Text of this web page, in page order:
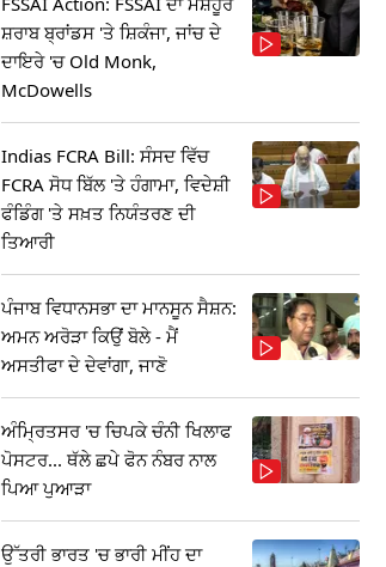
ਸ਼ਰਾਬ ਬ੍ਰਾਂਡਸ 'ਤੇ ਸ਼ਿਕੰਜਾ, ਜਾਂਚ ਦੇ
ਦਾਇਰੇ 'ਚ Old Monk,
McDowells
Indias FCRA Bill: ਸੰਸਦ ਵਿੱਚ
FCRA ਸੋਧ ਬਿੱਲ 'ਤੇ ਹੰਗਾਮਾ, ਵਿਦੇਸ਼ੀ
ਫੰਡਿੰਗ 'ਤੇ ਸਖ਼ਤ ਨਿਯੰਤਰਣ ਦੀ
ਤਿਆਰੀ
ਪੰਜਾਬ ਵਿਧਾਨਸਭਾ ਦਾ ਮਾਨਸੂਨ ਸੈਸ਼ਨ:
ਅਮਨ ਅਰੋੜਾ ਕਿਉਂ ਬੋਲੇ - ਮੈਂ
ਅਸਤੀਫਾ ਦੇ ਦੇਵਾਂਗਾ, ਜਾਣੋ
ਅੰਮ੍ਰਿਤਸਰ 'ਚ ਚਿਪਕੇ ਚੰਨੀ ਖਿਲਾਫ
ਪੋਸਟਰ... ਥੱਲੇ ਛਪੇ ਫੋਨ ਨੰਬਰ ਨਾਲ
ਪਿਆ ਪੁਆੜਾ
ਉੱਤਰੀ ਭਾਰਤ 'ਚ ਭਾਰੀ ਮੀਂਹ ਦਾ